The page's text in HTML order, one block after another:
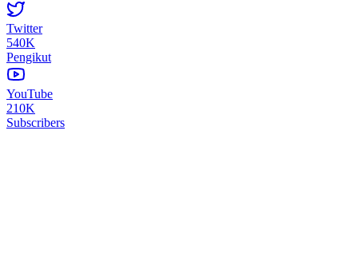
Twitter
540K
Pengikut
YouTube
210K
Subscribers